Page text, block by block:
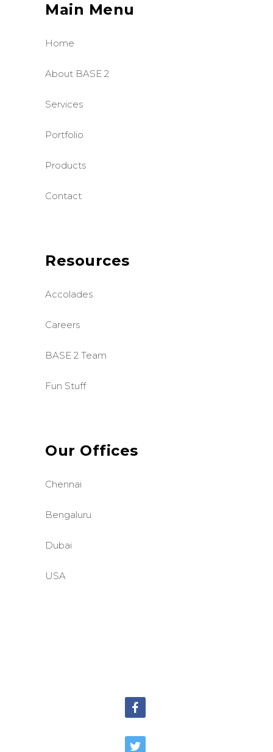
Main Menu
Home
About BASE 2
Services
Portfolio
Products
Contact
Resources
Accolades
Careers
BASE 2 Team
Fun Stuff
Our Offices
Chennai
Bengaluru
Dubai
USA